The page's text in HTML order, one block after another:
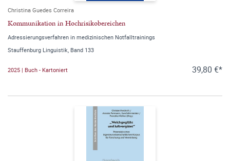
Christina Guedes Correira
Kommunikation in Hochrisikobereichen
Adressierungsverfahren in medizinischen Notfalltrainings
Stauffenburg Linguistik, Band 133
2025 | Buch - Kartoniert 39,80 €*